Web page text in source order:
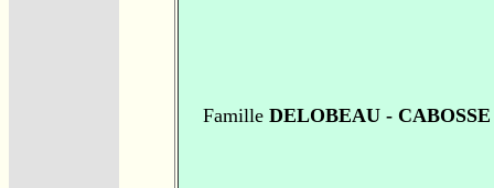
Famille DELOBEAU - CABOSSE